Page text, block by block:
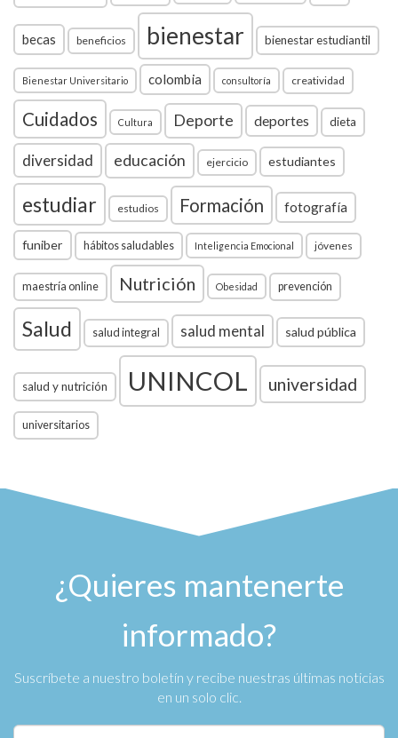
becas beneficios bienestar bienestar estudiantil
Bienestar Universitario colombia consultoría creatividad
Cuidados Cultura Deporte deportes dieta
diversidad educación ejercicio estudiantes
estudiar estudios Formación fotografía
funiber hábitos saludables Inteligencia Emocional jóvenes
maestría online Nutrición Obesidad prevención
Salud salud integral salud mental salud pública
salud y nutrición UNINCOL universidad
universitarios
¿Quieres mantenerte
informado?
Suscríbete a nuestro boletín y recibe nuestras últimas noticias
en un solo clic.